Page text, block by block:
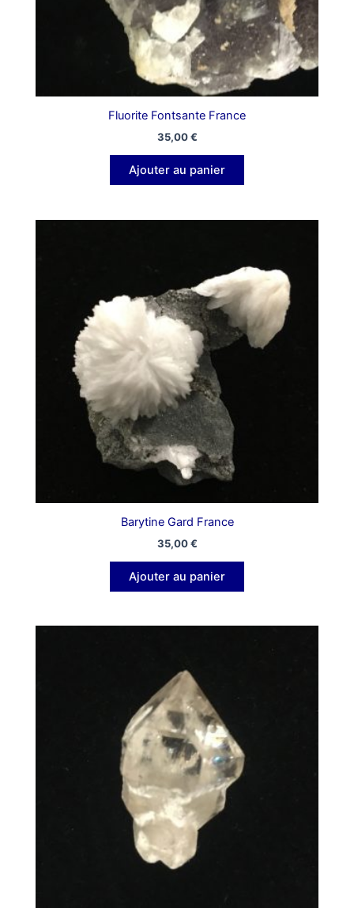
Fluorite Fontsante France
35,00€
Ajouter au panier
Barytine Gard France
35,00€
Ajouter au panier